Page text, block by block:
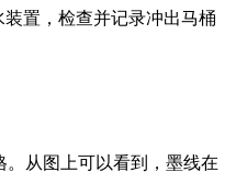
置，检查并记录冲出马桶
从图上可以看到，墨线在